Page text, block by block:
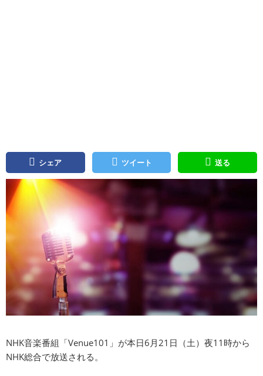
シェア ツイート 送る
NHK音楽番組「Venue101」が本日6月21日（土）夜11時から
NHK総合で放送される。